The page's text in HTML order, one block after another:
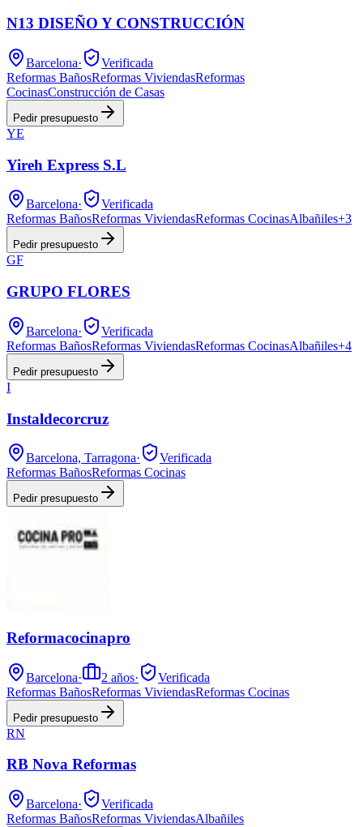
N13 DISEÑO Y CONSTRUCCIÓN
Barcelona·
Verificada
Reformas BañosReformas ViviendasReformas
CocinasConstrucción de Casas
Pedir presupuesto
YE
Yireh Express S.L
Barcelona·
Verificada
Reformas BañosReformas ViviendasReformas CocinasAlbañiles+3
Pedir presupuesto
GF
GRUPO FLORES
Barcelona·
Verificada
Reformas BañosReformas ViviendasReformas CocinasAlbañiles+4
Pedir presupuesto
I
Instaldecorcruz
Barcelona, Tarragona·
Verificada
Reformas BañosReformas Cocinas
Pedir presupuesto
Reformacocinapro
Barcelona· 2 años·
Verificada
Reformas BañosReformas ViviendasReformas Cocinas
Pedir presupuesto
RN
RB Nova Reformas
Barcelona·
Verificada
Reformas BañosReformas ViviendasAlbañiles